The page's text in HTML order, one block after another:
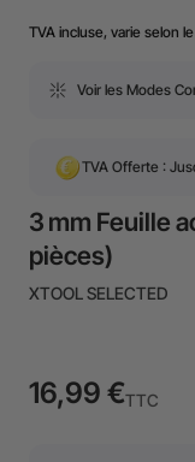
TVA incluse, varie selon
Voir les Modes
TVA Offerte :
3 mm Feuille
pièces)
XTOOL SELECTED
16,99 €TTC